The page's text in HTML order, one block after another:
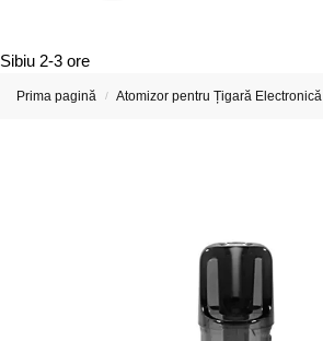
Sibiu 2-3 ore
Prima pagină / Atomizor pentru Țigară Electronică